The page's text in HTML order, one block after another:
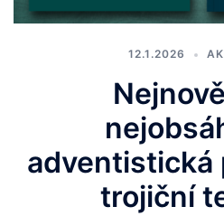
12.1.2026
adventistická
trojiční